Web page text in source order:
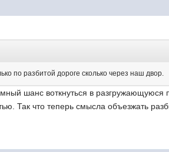
по разбитой дороге сколько через наш двор.
шанс воткнуться в разгружающуюся
Так что теперь смысла объезжать